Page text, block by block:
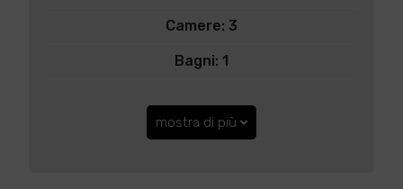
Camere: 3
Bagni: 1
mostra di più